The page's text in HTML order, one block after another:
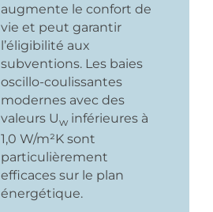
augmente le confort de
vie et peut garantir
l’éligibilité aux
subventions. Les baies
oscillo-coulissantes
modernes avec des
valeurs Uw inférieures à
1,0 W/m²K sont
particulièrement
efficaces sur le plan
énergétique.